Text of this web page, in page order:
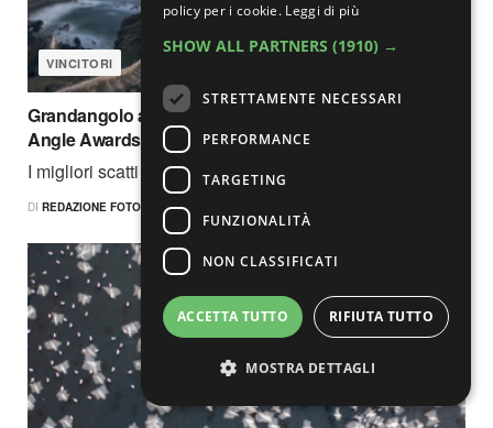
VINCITORI
Grandangolo al top: i vincitori dei Laowa Lovers Wide
Angle Awards 2026
I migliori scatti della prima edizione...
DI REDAZIONE FOTOCULT
policy per i cookie. Leggi di più
SHOW ALL PARTNERS (1910) →
STRETTAMENTE NECESSARI
PERFORMANCE
TARGETING
FUNZIONALITÀ
NON CLASSIFICATI
ACCETTA TUTTO RIFIUTA TUTTO
MOSTRA DETTAGLI